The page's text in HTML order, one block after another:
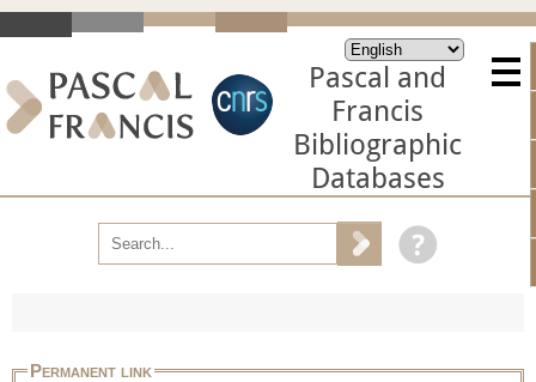
Pascal and
Francis
Bibliographic
Databases
Permanent link